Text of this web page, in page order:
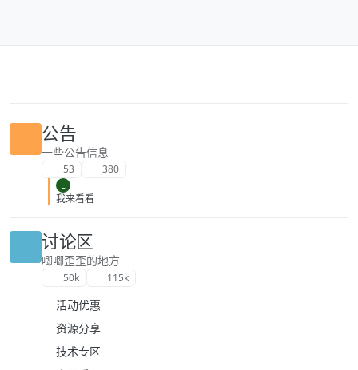
公告
一些公告信息
53 380
L
我来看看
讨论区
唧唧歪歪的地方
50k 115k
活动优惠
资源分享
技术专区